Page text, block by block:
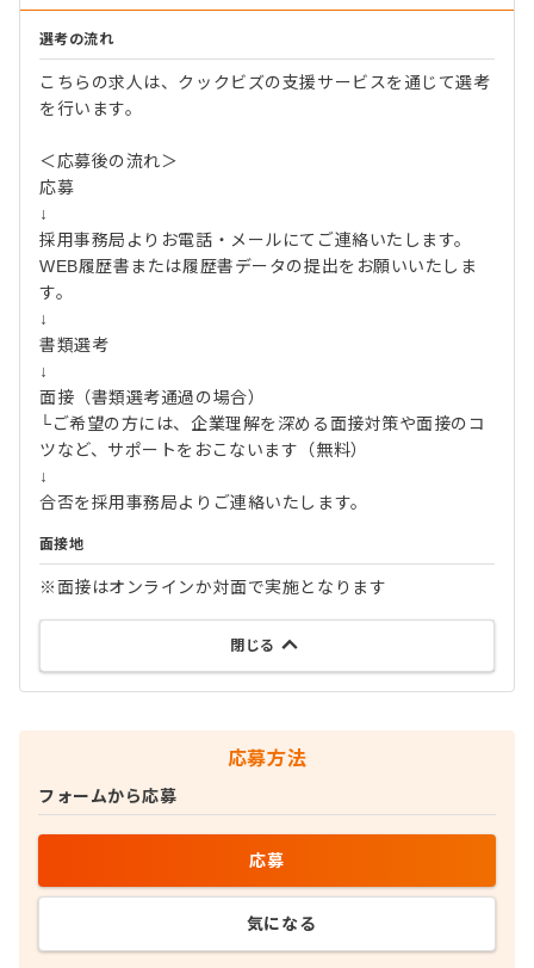
選考の流れ
こちらの求人は、クックビズの支援サービスを通じて選考
を行います。
＜応募後の流れ＞
応募
↓
採用事務局よりお電話・メールにてご連絡いたします。
WEB履歴書または履歴書データの提出をお願いいたしま
す。
↓
書類選考
↓
面接（書類選考通過の場合）
└ご希望の方には、企業理解を深める面接対策や面接のコ
ツなど、サポートをおこないます（無料）
↓
合否を採用事務局よりご連絡いたします。
面接地
※面接はオンラインか対面で実施となります
閉じる
応募方法
フォームから応募
応募
気になる